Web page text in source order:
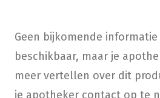
Geen bijkomende
beschikbaar, maar je
meer vertellen over dit
je apotheker contact op te